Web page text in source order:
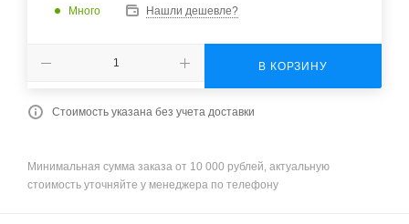
Много Нашли дешевле?
В КОРЗИНУ
Стоимость указана без учета доставки
Минимальная сумма заказа от 10 000 рублей, актуальную
стоимость уточняйте у менеджера по телефону